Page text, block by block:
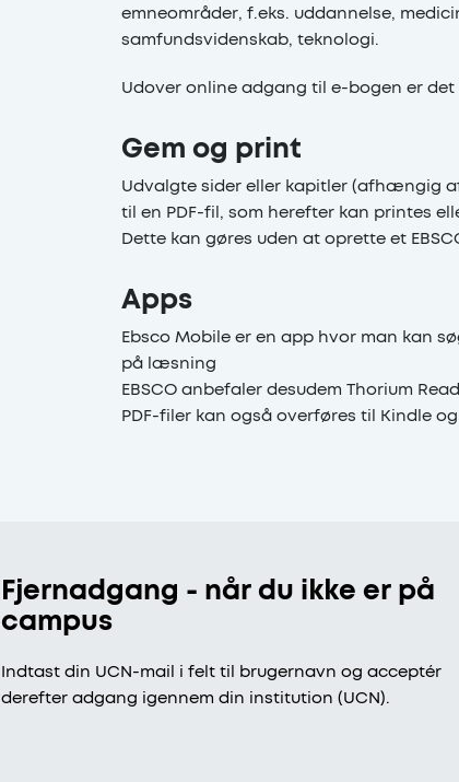
emneområder, f.eks. uddannelse,
samfundsvidenskab, teknologi.
Udover online adgang til e-bogen er
Gem og print
Udvalgte sider eller kapitler (afhængig
til en PDF-fil, som herefter kan printes
Dette kan gøres uden at oprette et
Apps
Ebsco Mobile er en app hvor man kan
på læsning
EBSCO anbefaler desudem Thorium
PDF-filer kan også overføres til Kindle
Fjernadgang - når du ikke er på
campus
Indtast din UCN-mail i felt til brugernavn og acceptér
derefter adgang igennem din institution (UCN).